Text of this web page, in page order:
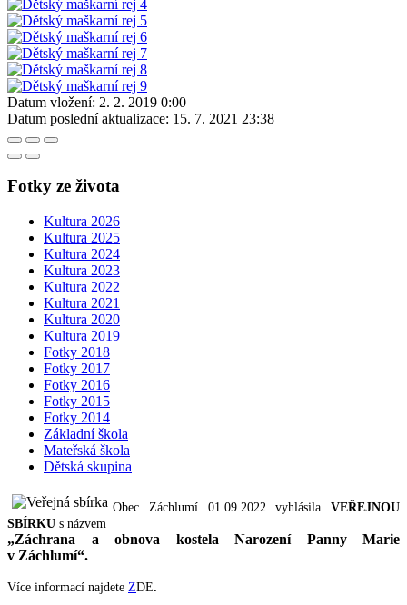
Datum vložení: 2. 2. 2019 0:00
Datum poslední aktualizace: 15. 7. 2021 23:38
Fotky ze života
Kultura 2026
Kultura 2025
Kultura 2024
Kultura 2023
Kultura 2022
Kultura 2021
Kultura 2020
Kultura 2019
Fotky 2018
Fotky 2017
Fotky 2016
Fotky 2015
Fotky 2014
Základní škola
Mateřská škola
Dětská skupina
Obec Záchlumí 01.09.2022 vyhlásila VEŘEJNOU
SBÍRKU s názvem
„Záchrana a obnova kostela Narození Panny Marie
v Záchlumí“.
Více informací najdete ZDE.